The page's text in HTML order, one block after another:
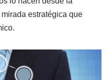
estratégica que